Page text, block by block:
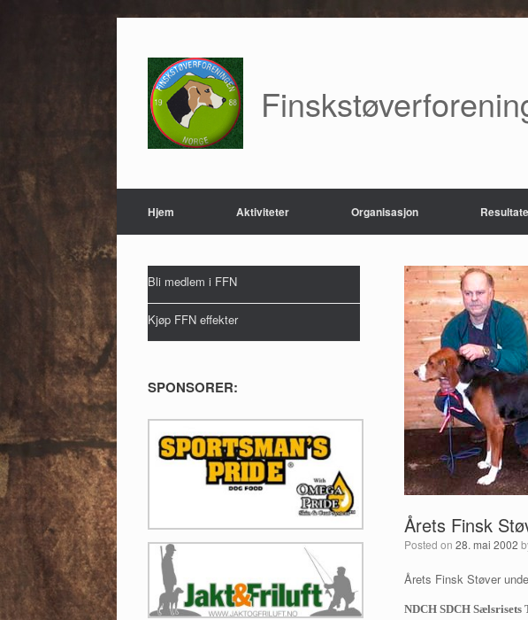
content
Hjem Aktiviteter Organisasjon
Årets Finsk
Posted on28. mai 2002
Årets Finsk Støver
NDCH SDCH Sælsrisets
Bli medlem i FFN
Kjøp FFN effekter
SPONSORER: